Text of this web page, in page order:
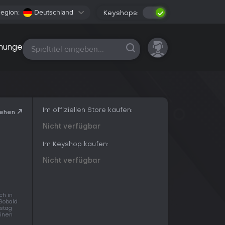
Deutschland Keyshops:
Alle Plattformen
in
Im offiziellen Store kaufen:
Nicht verfügbar
Im Keyshop kaufen:
Nicht verfügbar